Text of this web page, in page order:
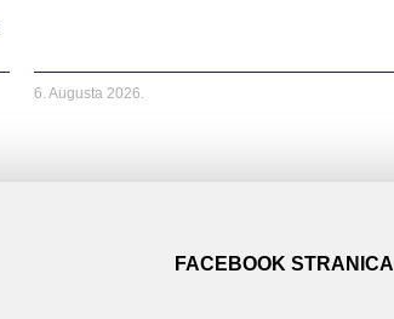
6. Augusta 2026.
FACEBOOK STRANICA